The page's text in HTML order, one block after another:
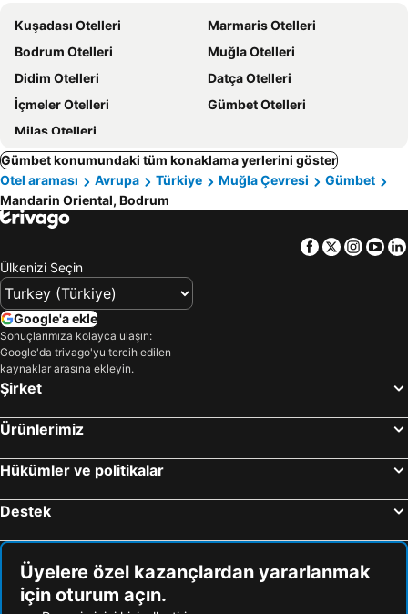
Kuşadası Otelleri
Marmaris Otelleri
Bodrum Otelleri
Muğla Otelleri
Didim Otelleri
Datça Otelleri
İçmeler Otelleri
Gümbet Otelleri
Milas Otelleri
Gümbet konumundaki tüm konaklama yerlerini göster
Otel araması
Avrupa Türkiye Muğla Çevresi
Gümbet
Mandarin Oriental, Bodrum
Facebook
Twitter
Ülkenizi Seçin
Google'a ekle
Sonuçlarımıza kolayca ulaşın:
Google'da trivago'yu tercih edilen
kaynaklar arasına ekleyin.
Şirket
Ürünlerimiz
Hükümler ve politikalar
Destek
Üyelere özel kazançlardan yararlanmak
için oturum açın.